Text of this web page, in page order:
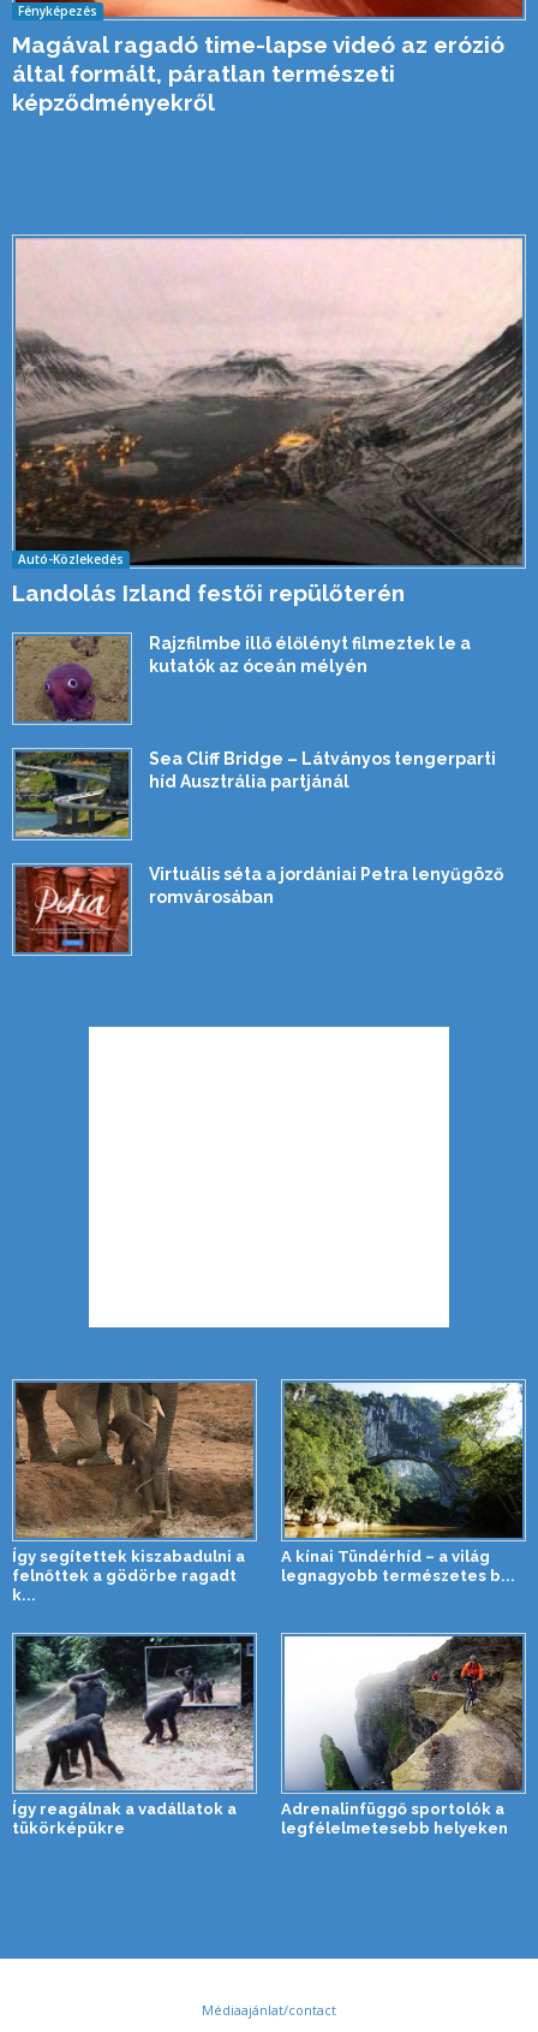
Fényképezés
Magával ragadó time-lapse videó az erózió
által formált, páratlan természeti
képződményekről
Autó-Közlekedés
Landolás Izland festői repülőterén
Rajzfilmbe illő élőlényt filmeztek le a
kutatók az óceán mélyén
Sea Cliff Bridge – Látványos tengerparti
híd Ausztrália partjánál
Virtuális séta a jordániai Petra lenyűgöző
romvárosában
Így segítettek kiszabadulni a
felnőttek a gödörbe ragadt
k...
A kínai Tündérhíd – a világ
legnagyobb természetes b...
Így reagálnak a vadállatok a
tükörképükre
Adrenalinfüggő sportolók a
legfélelmetesebb helyeken
Médiaajánlat/contact